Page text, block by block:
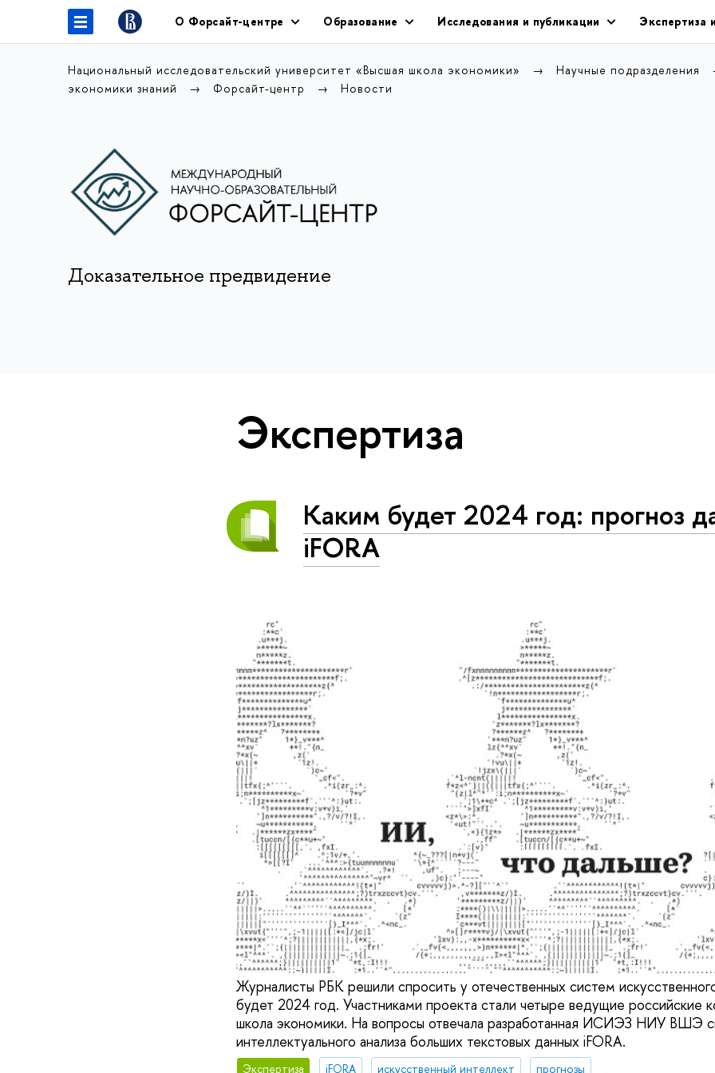
О Форсайт-центре Образование Исследования и публикации Экспертиза
Национальный исследовательский университет «Высшая школа экономики»
Научные подразделения
экономики знаний
Форсайт-центр Новости
Доказательное предвидение
Экспертиза
Каким будет 2024 год: прогноз
iFORA
Журналисты РБК решили спросить у отечественных систем
будет 2024 год. Участниками проекта стали четыре ведущие российские
школа экономики. На вопросы отвечала разработанная ИСИЭЗ НИУ ВШЭ
интеллектуального анализа больших текстовых данных iFORA.
Экспертиза iFORA искусственный интеллект прогнозы